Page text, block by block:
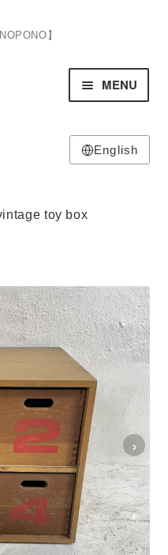
キ
プ
】
MENU
HOME
ニ
ュ
ー
を
展
開
SHOP
店舗
サ
ブ
メ
ニ
ュ
ー
を
展
開
GUIDE
ご利用ガイド
SELL
買取
CONTACT
English
toy box
›